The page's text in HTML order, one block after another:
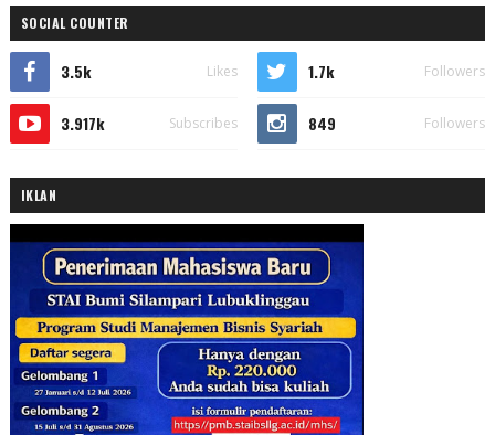
SOCIAL COUNTER
3.5k Likes 1.7k Followers
3.917k Subscribes 849 Followers
IKLAN